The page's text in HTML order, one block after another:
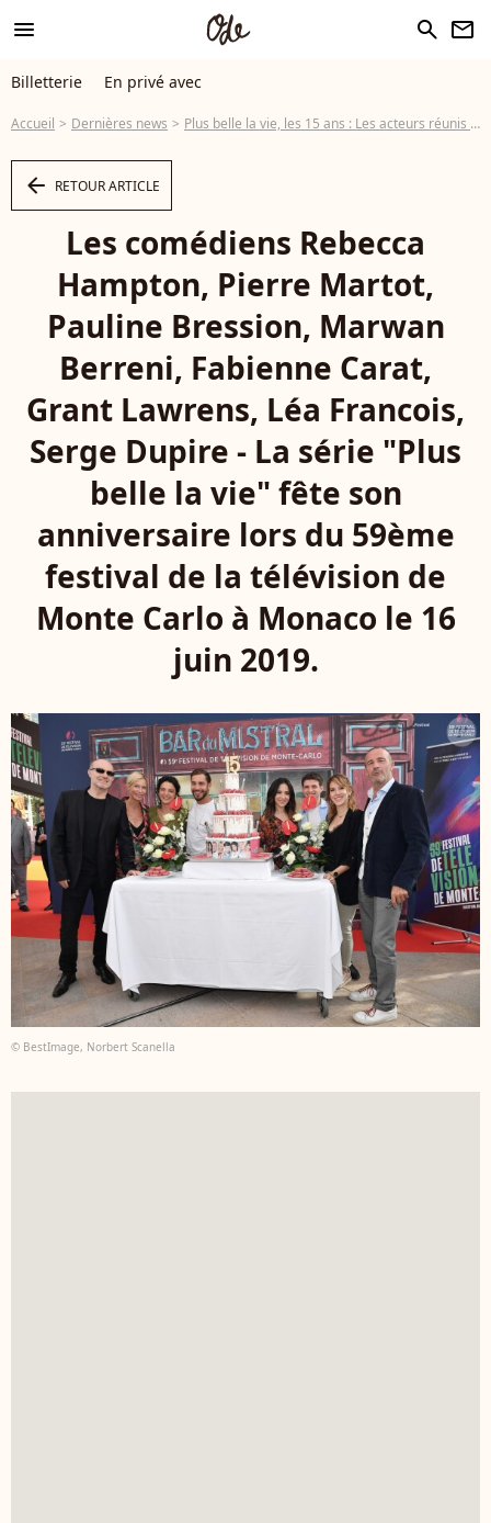
menu search newsletter
Billetterie En privé avec
Accueil Dernières news Plus belle la vie, les 15 ans : Les acteurs réunis et déjantés à Monte-Carlo !
arrow_left RETOUR ARTICLE
Les comédiens Rebecca
Hampton, Pierre Martot,
Pauline Bression, Marwan
Berreni, Fabienne Carat,
Grant Lawrens, Léa Francois,
Serge Dupire - La série "Plus
belle la vie" fête son
anniversaire lors du 59ème
festival de la télévision de
Monte Carlo à Monaco le 16
juin 2019.
© BestImage, Norbert Scanella